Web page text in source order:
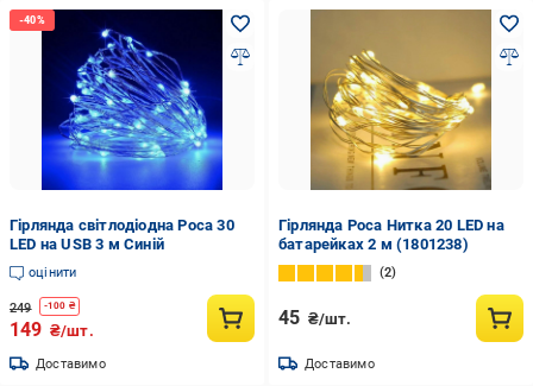
Гірлянда світлодіодна Роса 30
LED на USB 3 м Синій
оцінити
249 -100 ₴
149 ₴/шт.
Доставимо
Гірлянда Роса Нитка 20 LED на
батарейках 2 м (1801238)
2
45 ₴/шт.
Доставимо